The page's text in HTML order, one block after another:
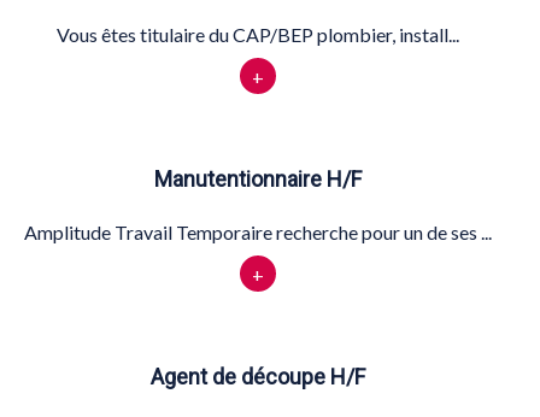
Vous êtes titulaire du CAP/BEP plombier, install...
+
Manutentionnaire H/F
Amplitude Travail Temporaire recherche pour un de ses ...
+
Agent de découpe H/F